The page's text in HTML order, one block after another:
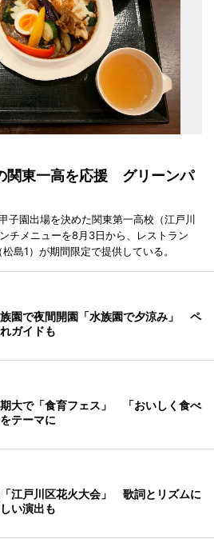
関東一高を応援 グリーンパ
子園出場を決めた関東第一高校（江戸川
チメニューを8月3日から、レストラン
島1）が期間限定で提供している。
園で夜間開園「水族園で夕涼み」 ペ
ガイドも
大で「食育フェス」 「おいしく食べ
テーマに
江戸川区花火大会」 歌詞とリズムに
い演出も